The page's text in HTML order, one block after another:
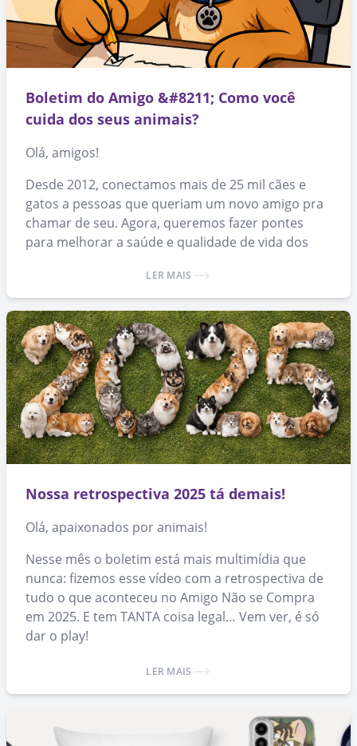
Boletim do Amigo &#8211; Como você
cuida dos seus animais?
Olá, amigos!
Desde 2012, conectamos mais de 25 mil cães e
gatos a pessoas que queriam um novo amigo pra
chamar de seu. Agora, queremos fazer pontes
para melhorar a saúde e qualidade de vida dos
LER MAIS
Nossa retrospectiva 2025 tá demais!
Olá, apaixonados por animais!
Nesse mês o boletim está mais multimídia que
nunca: fizemos esse vídeo com a retrospectiva de
tudo o que aconteceu no Amigo Não se Compra
em 2025. E tem TANTA coisa legal… Vem ver, é só
dar o play!
LER MAIS